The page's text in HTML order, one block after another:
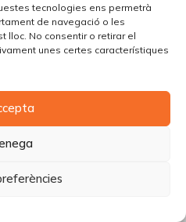
tecnologies ens permetrà
de navegació o les
lloc. No consentir o retirar el
unes certes característiques
Agency2026
Agency
de cookies